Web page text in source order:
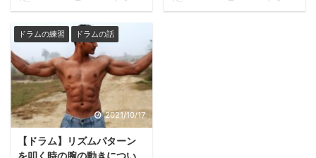
足をシャッフルに2.1.1 ド
ーンターンドッドターン
2.1.2 ドーンターンツ ...
んなさい ということ
す。 今回は、ドラムを
やっていると誰もが憧れ
る、ダブルストロークに
ついてお話ししようと思
います。 ダブルスト
ローク、叩けるとカッコ
いいですよね。 生まれ
て初めてダブルストロー
クを叩いている人を見た
す。 今回は、ルーディ
ドラムの練習 ドラムの話
2021/10/17
【ドラム】リズムパターン
を叩く時の腕の動きについ